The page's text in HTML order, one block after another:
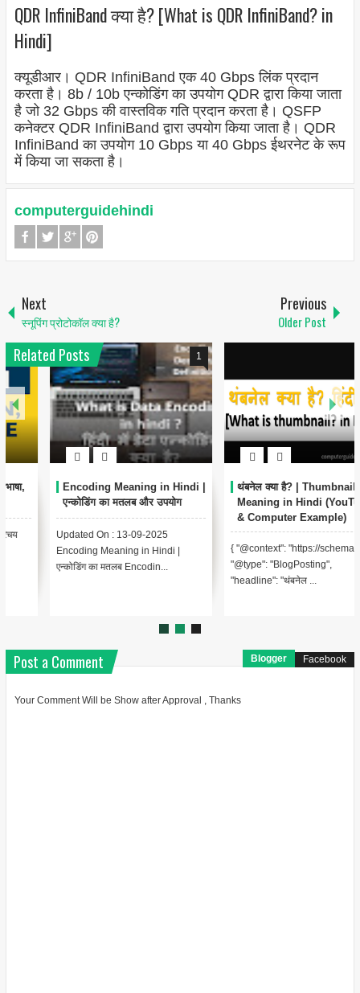
QDR InfiniBand क्या है? [What is QDR InfiniBand? in
Hindi]
क्यूडीआर। QDR InfiniBand एक 40 Gbps लिंक प्रदान
करता है। 8b / 10b एन्कोडिंग का उपयोग QDR द्वारा किया जाता
है जो 32 Gbps की वास्तविक गति प्रदान करता है। QSFP
कनेक्टर QDR InfiniBand द्वारा उपयोग किया जाता है। QDR
InfiniBand का उपयोग 10 Gbps या 40 Gbps ईथरनेट के रूप
में किया जा सकता है।
computerguidehindi
Next
स्नूपिंग प्रोटोकॉल क्या है?
Previous
Older Post
Related Posts
Encoding Meaning in Hindi |
एन्कोडिंग का मतलब और उपयोग
Updated On : 13-09-2025
Encoding Meaning in Hindi |
एन्कोडिंग का मतलब Encodin...
थंबनेल क्या है? | Thumbnail
Meaning in Hindi (YouTube
& Computer Example)
{ "@context": "https://schema.org",
"@type": "BlogPosting",
"headline": "थंबनेल ...
Post a Comment Blogger Facebook
Your Comment Will be Show after Approval , Thanks